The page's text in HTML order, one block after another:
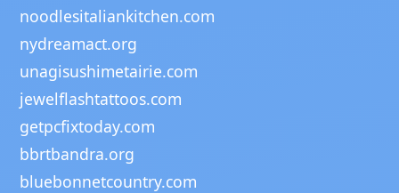
noodlesitaliankitchen.com
nydreamact.org
unagisushimetairie.com
jewelflashtattoos.com
getpcfixtoday.com
bbrtbandra.org
bluebonnetcountry.com